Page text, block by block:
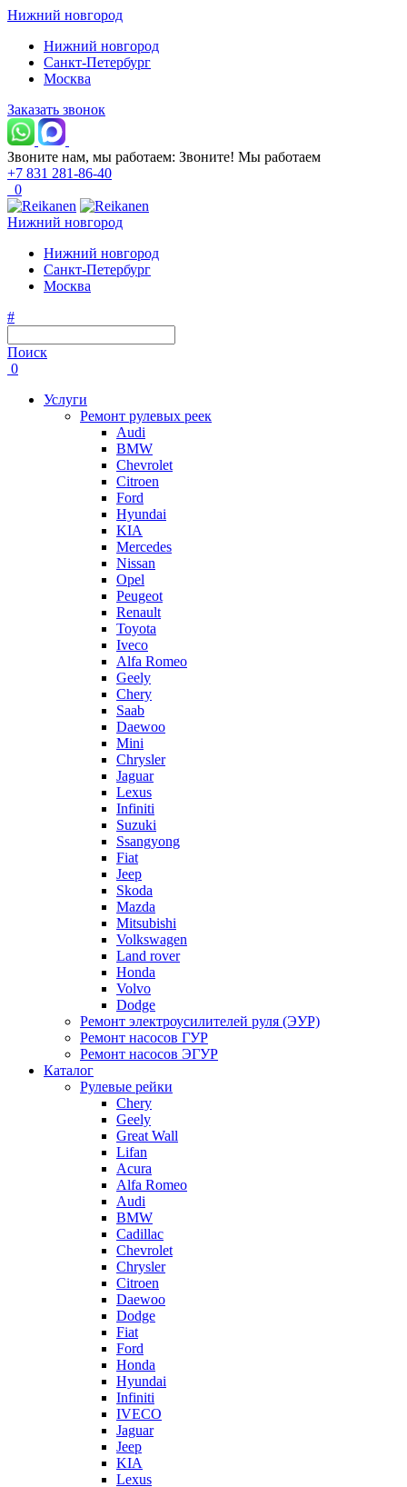
Нижний новгород
Нижний новгород
Санкт-Петербург
Москва
Заказать звонок
Звоните нам, мы работаем: Звоните! Мы работаем
+7 831 281-86-40
0
Нижний новгород
Нижний новгород
Санкт-Петербург
Москва
#
Поиск
0
Услуги
Ремонт рулевых реек
Audi
BMW
Chevrolet
Citroen
Ford
Hyundai
KIA
Mercedes
Nissan
Opel
Peugeot
Renault
Toyota
Iveco
Alfa Romeo
Geely
Chery
Saab
Daewoo
Mini
Chrysler
Jaguar
Lexus
Infiniti
Suzuki
Ssangyong
Fiat
Jeep
Skoda
Mazda
Mitsubishi
Volkswagen
Land rover
Honda
Volvo
Dodge
Ремонт электроусилителей руля (ЭУР)
Ремонт насосов ГУР
Ремонт насосов ЭГУР
Каталог
Рулевые рейки
Chery
Geely
Great Wall
Lifan
Acura
Alfa Romeo
Audi
BMW
Cadillac
Chevrolet
Chrysler
Citroen
Daewoo
Dodge
Fiat
Ford
Honda
Hyundai
Infiniti
IVECO
Jaguar
Jeep
KIA
Lexus